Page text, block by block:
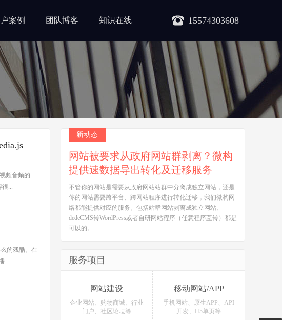
15574303608
案例 团队博客 知识在线
频音频的
...
的残酷。在
...
新动态
网站被要求从政府网站群剥离？微构
提供速数据导出转化及迁移服务
不管你的网站是需要从政府网站站群中分离成独立网站，还是
你的网站需要跨平台、跨网站程序进行转化迁移，我们微构网
络都能提供对应的服务。包括站群网站剥离成独立网站、
dedeCMS转WordPress或者自研网站程序（任意程序互转）都是
可以的。
服务项目
网站建设
企业网站、购物商城、行业
门户、社区论坛等
移动网站/APP
手机网站、原生APP、API
开发、H5单页等